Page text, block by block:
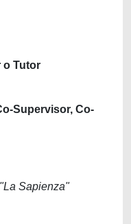
o Tutor
Supervisor, Co-
Sapienza"